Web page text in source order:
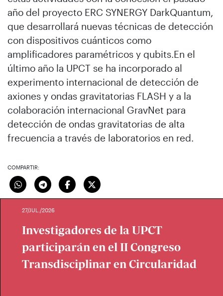
año del proyecto ERC SYNERGY DarkQuantum,
que desarrollará nuevas técnicas de detección
con dispositivos cuánticos como
amplificadores paramétricos y qubits.En el
último año la UPCT se ha incorporado al
experimento internacional de detección de
axiones y ondas gravitatorias FLASH y a la
colaboración internacional GravNet para
detección de ondas gravitatorias de alta
frecuencia a través de laboratorios en red.
COMPARTIR:
27/JUL./2026
Investigadores de la UPCT
participarán en el II Congreso
Transdisciplinar en Circularidad